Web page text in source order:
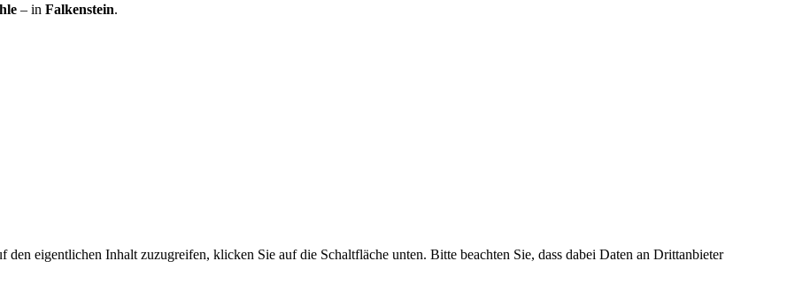
– in Falkenstein.
den eigentlichen Inhalt zuzugreifen, klicken Sie auf die Schaltfläche unten. Bitte beachten Sie, dass dabei Daten an Drittanbieter